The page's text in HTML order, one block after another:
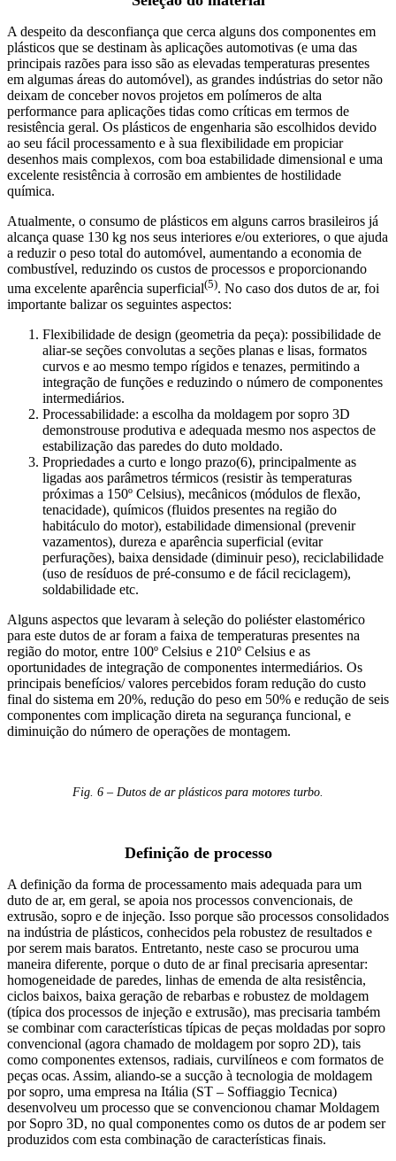
A despeito da desconfiança que cerca alguns dos componentes em
plásticos que se destinam às aplicações automotivas (e uma das
principais razões para isso são as elevadas temperaturas presentes
em algumas áreas do automóvel), as grandes indústrias do setor não
deixam de conceber novos projetos em polímeros de alta
performance para aplicações tidas como críticas em termos de
resistência geral. Os plásticos de engenharia são escolhidos devido
ao seu fácil processamento e à sua flexibilidade em propiciar
desenhos mais complexos, com boa estabilidade dimensional e uma
excelente resistência à corrosão em ambientes de hostilidade
química.
Atualmente, o consumo de plásticos em alguns carros brasileiros já
alcança quase 130 kg nos seus interiores e/ou exteriores, o que ajuda
a reduzir o peso total do automóvel, aumentando a economia de
combustível, reduzindo os custos de processos e proporcionando
uma excelente aparência superficial(5). No caso dos dutos de ar, foi
importante balizar os seguintes aspectos:
Flexibilidade de design (geometria da peça): possibilidade de
aliar-se seções convolutas a seções planas e lisas, formatos
curvos e ao mesmo tempo rígidos e tenazes, permitindo a
integração de funções e reduzindo o número de componentes
intermediários.
Processabilidade: a escolha da moldagem por sopro 3D
demonstrouse produtiva e adequada mesmo nos aspectos de
estabilização das paredes do duto moldado.
Propriedades a curto e longo prazo(6), principalmente as
ligadas aos parâmetros térmicos (resistir às temperaturas
próximas a 150º Celsius), mecânicos (módulos de flexão,
tenacidade), químicos (fluidos presentes na região do
habitáculo do motor), estabilidade dimensional (prevenir
vazamentos), dureza e aparência superficial (evitar
perfurações), baixa densidade (diminuir peso), reciclabilidade
(uso de resíduos de pré-consumo e de fácil reciclagem),
soldabilidade etc.
Alguns aspectos que levaram à seleção do poliéster elastomérico
para este dutos de ar foram a faixa de temperaturas presentes na
região do motor, entre 100º Celsius e 210º Celsius e as
oportunidades de integração de componentes intermediários. Os
principais benefícios/ valores percebidos foram redução do custo
final do sistema em 20%, redução do peso em 50% e redução de seis
componentes com implicação direta na segurança funcional, e
diminuição do número de operações de montagem.
Fig. 6 – Dutos de ar plásticos para motores turbo.
Definição de processo
A definição da forma de processamento mais adequada para um
duto de ar, em geral, se apoia nos processos convencionais, de
extrusão, sopro e de injeção. Isso porque são processos consolidados
na indústria de plásticos, conhecidos pela robustez de resultados e
por serem mais baratos. Entretanto, neste caso se procurou uma
maneira diferente, porque o duto de ar final precisaria apresentar:
homogeneidade de paredes, linhas de emenda de alta resistência,
ciclos baixos, baixa geração de rebarbas e robustez de moldagem
(típica dos processos de injeção e extrusão), mas precisaria também
se combinar com características típicas de peças moldadas por sopro
convencional (agora chamado de moldagem por sopro 2D), tais
como componentes extensos, radiais, curvilíneos e com formatos de
peças ocas. Assim, aliando-se a sucção à tecnologia de moldagem
por sopro, uma empresa na Itália (ST – Soffiaggio Tecnica)
desenvolveu um processo que se convencionou chamar Moldagem
por Sopro 3D, no qual componentes como os dutos de ar podem ser
produzidos com esta combinação de características finais.